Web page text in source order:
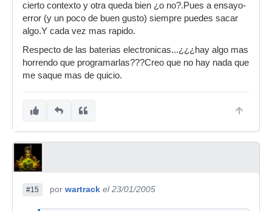
cierto contexto y otra queda bien ¿o no?.Pues a ensayo-
error (y un poco de buen gusto) siempre puedes sacar
algo.Y cada vez mas rapido.
Respecto de las baterias electronicas...¿¿¿hay algo mas
horrendo que programarlas???Creo que no hay nada que
me saque mas de quicio.
#15 por wartrack el 23/01/2005